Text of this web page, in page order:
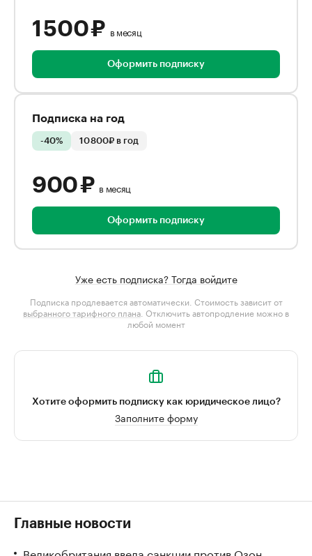
1 500 ₽ в месяц
Оформить подписку
Подписка на год
-40% 10 800₽ в год
900 ₽ в месяц
Оформить подписку
Уже есть подписка? Тогда войдите
Подписка продлевается автоматически. Стоимость зависит от
выбранного тарифного плана . Отключить автопродление можно в
любой момент
Хотите оформить подписку как юридическое лицо?
Заполните форму
Главные новости